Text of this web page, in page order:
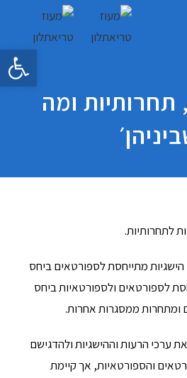
תחרותיות ומה
לתחרותיות.
מתייחסת לספורטאים ביחס
לספורטאים ולספורטאיות ביחס
ומתחרות ממסגרות אחרות.
ערכי הרעות וההישגיות ולהדגישם
והספורטאיות, אך קיימת